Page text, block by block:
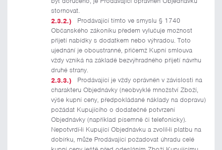
stornovat.
Prodávající tímto ve smyslu § 1740
Občanského zákoníku předem vylučuje možnost
přijetí nabídky s dodatkem nebo výhradou. Toto
ujednání je oboustranné, přičemž Kupní smlouva
vždy vzniká na základě bezvýhradného přijetí návrhu
druhé strany.
Prodávající je vždy oprávněn v závislosti na
charakteru Objednávky (neobvyklé množství Zboží,
výše kupní ceny, předpokládané náklady na dopravu)
požádat Kupujícího o dodatečné potvrzení
Objednávky (například písemně či telefonicky).
Nepotvrdí-li Kupující Objednávku a zvolil-li platbu na
dobírku, může Prodávající požadovat úhradu celé